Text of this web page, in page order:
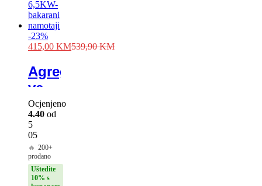
-23%
415,00 KM539,90KM
Agregat
veliki
SMITH
AUSTRIA
6,5KW-
bakarani
namotaji
Ocjenjeno
4.40 od
5
05
🔥 200+
prodano
Uštedite
10% s